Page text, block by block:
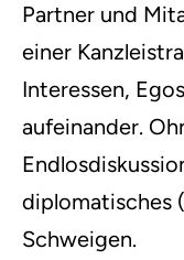
Partner und
einer
Interessen,
aufeinander.
diplomatisches
Schweigen.